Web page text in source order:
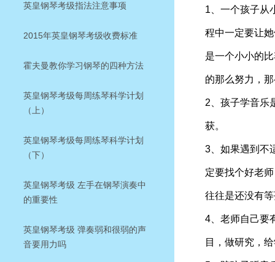
英皇钢琴考级指法注意事项
2015年英皇钢琴考级收费标准
霍夫曼教你学习钢琴的四种方法
英皇钢琴考级每周练琴科学计划
（上）
英皇钢琴考级每周练琴科学计划
（下）
英皇钢琴考级 左手在钢琴演奏中
的重要性
英皇钢琴考级 弹奏弱和很弱的声
音要用力吗
1、一个孩子从
程中一定要让
是一个小小的
的那么努力，
2、孩子学音乐
获。
3、如果遇到不
定要找个好老
往往是还没有
4、老师自己要
目，做研究，